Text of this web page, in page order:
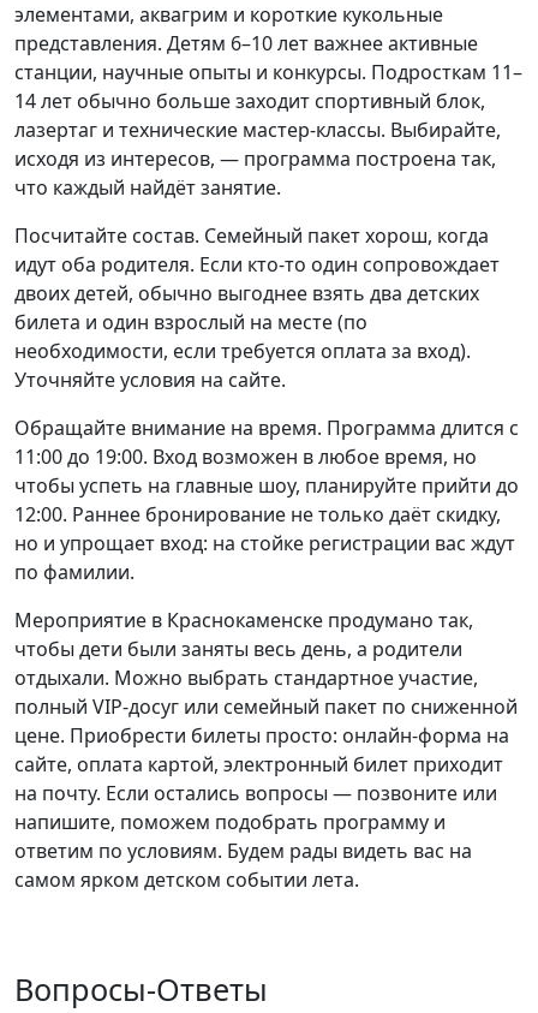
элементами, аквагрим и короткие кукольные
представления. Детям 6–10 лет важнее активные
станции, научные опыты и конкурсы. Подросткам 11–
14 лет обычно больше заходит спортивный блок,
лазертаг и технические мастер-классы. Выбирайте,
исходя из интересов, — программа построена так,
что каждый найдёт занятие.
Посчитайте состав. Семейный пакет хорош, когда
идут оба родителя. Если кто-то один сопровождает
двоих детей, обычно выгоднее взять два детских
билета и один взрослый на месте (по
необходимости, если требуется оплата за вход).
Уточняйте условия на сайте.
Обращайте внимание на время. Программа длится с
11:00 до 19:00. Вход возможен в любое время, но
чтобы успеть на главные шоу, планируйте прийти до
12:00. Раннее бронирование не только даёт скидку,
но и упрощает вход: на стойке регистрации вас ждут
по фамилии.
Мероприятие в Краснокаменске продумано так,
чтобы дети были заняты весь день, а родители
отдыхали. Можно выбрать стандартное участие,
полный VIP-досуг или семейный пакет по сниженной
цене. Приобрести билеты просто: онлайн-форма на
сайте, оплата картой, электронный билет приходит
на почту. Если остались вопросы — позвоните или
напишите, поможем подобрать программу и
ответим по условиям. Будем рады видеть вас на
самом ярком детском событии лета.
Вопросы-Ответы